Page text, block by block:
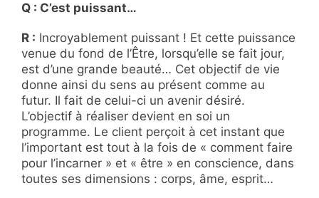
Q : C’est puissant…
R : Incroyablement puissant ! Et cette puissance
venue du fond de l’Être, lorsqu’elle se fait jour,
est d’une grande beauté… Cet objectif de vie
donne ainsi du sens au présent comme au
futur. Il fait de celui-ci un avenir désiré.
L’objectif à réaliser devient en soi un
programme. Le client perçoit à cet instant que
l’important est tout à la fois de « comment faire
pour l’incarner » et « être » en conscience, dans
toutes ses dimensions : corps, âme, esprit…